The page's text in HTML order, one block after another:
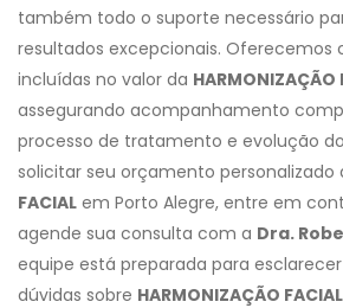
também todo o suporte necessário
resultados excepcionais. Oferecemos
incluídas no valor da HARMONIZAÇÃO
assegurando acompanhamento
processo de tratamento e evolução
solicitar seu orçamento personalizado
FACIAL em Porto Alegre, entre em
agende sua consulta com a Dra.
equipe está preparada para
dúvidas sobre HARMONIZAÇÃO FACIAL